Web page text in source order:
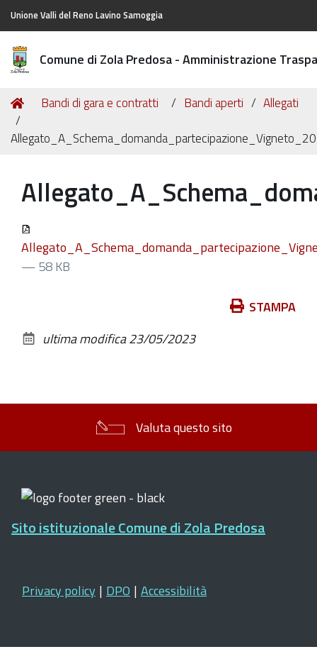
Unione Valli del Reno Lavino Samoggia
Comune di Zola Predosa - Amministrazione
Tu
sei
qui:
Home
Bandi di gara e contratti Bandi aperti
Allegati
— 58 KB
documento
STAMPA
ultima modifica23/05/2023
Valuta questo sito
Sito istituzionale Comune di Zola Predosa
Privacy policy | DPO | Accessibilità